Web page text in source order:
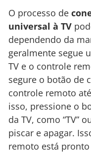
O processo de
universal à TV
dependendo da
geralmente segue
TV e o controle
segure o botão de
controle remoto
isso, pressione o
da TV, como “TV”
piscar e apagar.
remoto está